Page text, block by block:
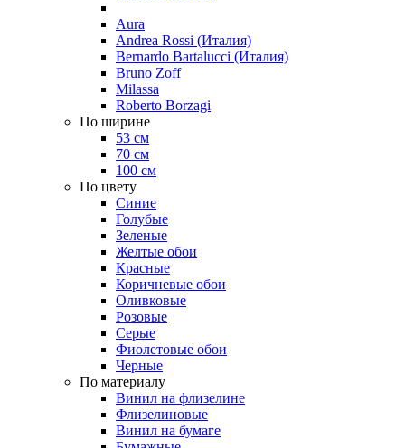
Aura
Andrea Rossi (Италия)
Bernardo Bartalucci (Италия)
Bruno Zoff
Milassa
Roberto Borzagi
По ширине
53 см
70 см
100 см
По цвету
Синие
Голубые
Зеленые
Желтые обои
Красные
Коричневые обои
Оливковые
Розовые
Серые
Фиолетовые обои
Черные
По материалу
Винил на флизелине
Флизелиновые
Винил на бумаге